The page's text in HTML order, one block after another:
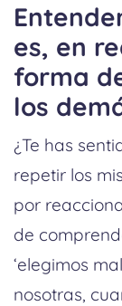
es, en
forma
los
¿Te has
repetir los
por
de
‘elegimos
nosotras,